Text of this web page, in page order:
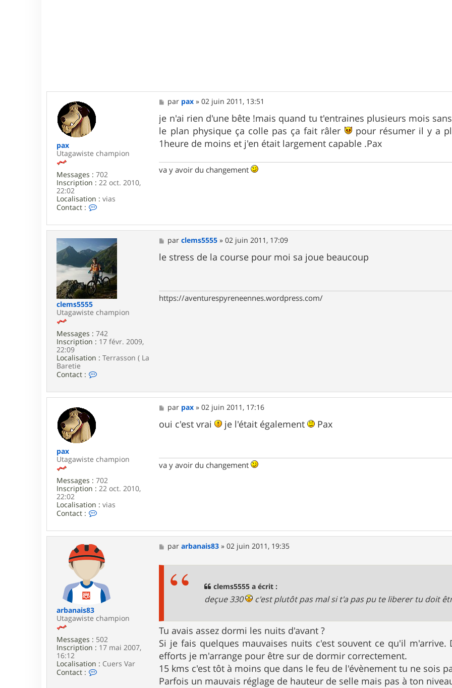
pax
Utagawiste champion
Messages : 702
Inscription : 22 oct. 2010,
22:02
Localisation : vias
Contact :
n
t
a
c
t
e
r
p
a
x
M
e
s
s
a
g
e
par pax »02 juin 2011, 13:51
je n'ai rien d'une bête !mais quand tu t'entraines plusieurs mois
le plan physique ça colle pas ça fait râler
pour résumer il y a
1heure de moins et j'en était largement capable .Pax
va y avoir du changement
clems5555
Utagawiste champion
Messages : 742
Inscription : 17 févr. 2009,
22:09
Localisation : Terrasson ( La
Baretie
Contact :
t
l
e
s
5
5
5
5
M
e
s
s
parclems5555 »02 juin 2011, 17:09
le stress de la course pour moi sa joue beaucoup
https://aventurespyreneennes.wordpress.com/
pax
Utagawiste champion
Messages : 702
Inscription : 22 oct. 2010,
22:02
Localisation : vias
Contact :
n
t
c
t
e
p
a
x
M
e
s
s
par pax »02 juin 2011, 17:16
oui c'est vrai je l'était également Pax
va y avoir du changement
arbanais83
Utagawiste champion
Messages : 502
Inscription : 17 mai 2007,
16:12
Localisation : Cuers Var
Contact :
M
e
pararbanais83 »02 juin 2011, 19:35
clems5555 a écrit :
deçue 330 c'est plutôt pas mal si t'a pas pu te liberer tu doit
Tu avais assez dormi les nuits d'avant ?
Si je fais quelques mauvaises nuits c'est souvent ce qu'il
efforts je m'arrange pour être sur de dormir correctement.
15 kms c'est tôt à moins que dans le feu de l'évènement tu ne sois
Parfois un mauvais réglage de hauteur de selle mais pas à ton